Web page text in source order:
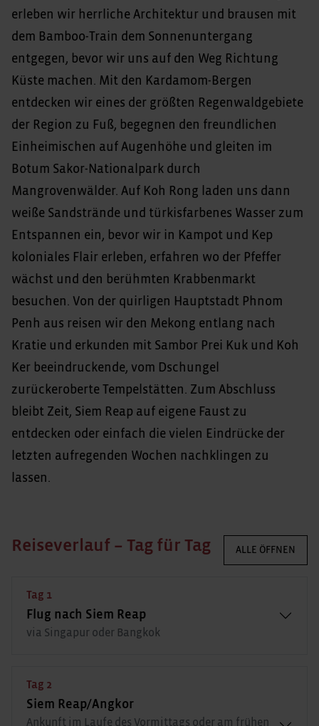
erleben wir herrliche Architektur und brausen mit
dem Bamboo-Train dem Sonnenuntergang
entgegen, bevor wir uns auf den Weg Richtung
Küste machen. Mit den Kardamom-Bergen
entdecken wir eines der größten Regenwaldgebiete
der Region zu Fuß, begegnen den freundlichen
Einheimischen auf Augenhöhe und gleiten im
Botum Sakor-Nationalpark durch
Mangrovenwälder. Auf Koh Rong laden uns dann
weiße Sandstrände und türkisfarbenes Wasser zum
Entspannen ein, bevor wir in Kampot und Kep
koloniales Flair erleben, erfahren wo der Pfeffer
wächst und den berühmten Krabbenmarkt
besuchen. Von der quirligen Hauptstadt Phnom
Penh aus reisen wir den Mekong entlang nach
Kratie und erkunden mit Sambor Prei Kuk und Koh
Ker beeindruckende, vom Dschungel
zurückeroberte Tempelstätten. Zum Abschluss
bleibt Zeit, Siem Reap auf eigene Faust zu
entdecken oder einfach die vielen Eindrücke der
letzten aufregenden Wochen nachklingen zu
lassen.
Reiseverlauf – Tag für Tag ALLE ÖFFNEN
Tag 1
Flug nach Siem Reap
via Singapur oder Bangkok
Tag 2
Siem Reap/Angkor
Ankunft im Laufe des Vormittags oder am frühen